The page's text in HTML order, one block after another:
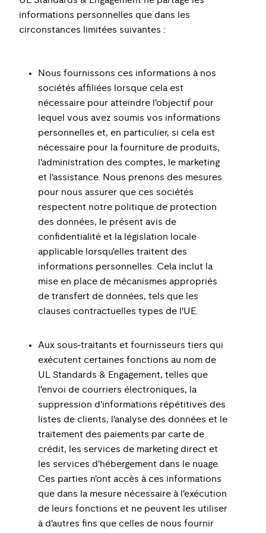
informations personnelles que dans les
circonstances limitées suivantes :
Nous fournissons ces informations à nos
sociétés affiliées lorsque cela est
nécessaire pour atteindre l'objectif pour
lequel vous avez soumis vos informations
personnelles et, en particulier, si cela est
nécessaire pour la fourniture de produits,
l'administration des comptes, le marketing
et l'assistance. Nous prenons des mesures
pour nous assurer que ces sociétés
respectent notre politique de protection
des données, le présent avis de
confidentialité et la législation locale
applicable lorsqu'elles traitent des
informations personnelles. Cela inclut la
mise en place de mécanismes appropriés
de transfert de données, tels que les
clauses contractuelles types de l'UE.
Aux sous-traitants et fournisseurs tiers qui
exécutent certaines fonctions au nom de
UL Standards & Engagement, telles que
l'envoi de courriers électroniques, la
suppression d'informations répétitives des
listes de clients, l'analyse des données et le
traitement des paiements par carte de
crédit, les services de marketing direct et
les services d'hébergement dans le nuage.
Ces parties n'ont accès à ces informations
que dans la mesure nécessaire à l'exécution
de leurs fonctions et ne peuvent les utiliser
à d'autres fins que celles de nous fournir